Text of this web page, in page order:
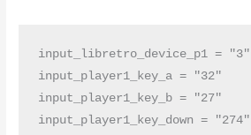
input_libretro_device_p1 = "3"
input_player1_key_a = "32"
input_player1_key_b = "27"
input_player1_key_down = "274"